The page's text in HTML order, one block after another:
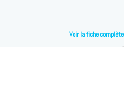
Voir la fiche complète